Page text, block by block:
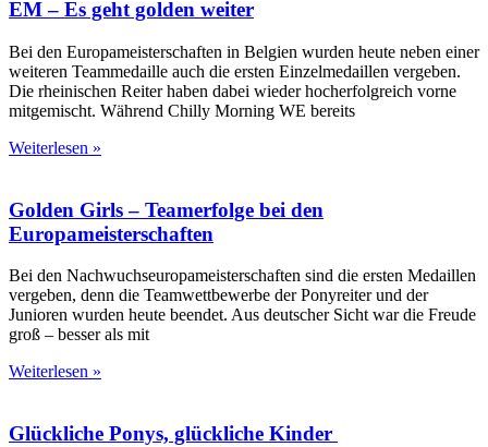
EM – Es geht golden weiter
Bei den Europameisterschaften in Belgien wurden heute neben einer
weiteren Teammedaille auch die ersten Einzelmedaillen vergeben.
Die rheinischen Reiter haben dabei wieder hocherfolgreich vorne
mitgemischt. Während Chilly Morning WE bereits
Weiterlesen »
Golden Girls – Teamerfolge bei den
Europameisterschaften
Bei den Nachwuchseuropameisterschaften sind die ersten Medaillen
vergeben, denn die Teamwettbewerbe der Ponyreiter und der
Junioren wurden heute beendet. Aus deutscher Sicht war die Freude
groß – besser als mit
Weiterlesen »
Glückliche Ponys, glückliche Kinder